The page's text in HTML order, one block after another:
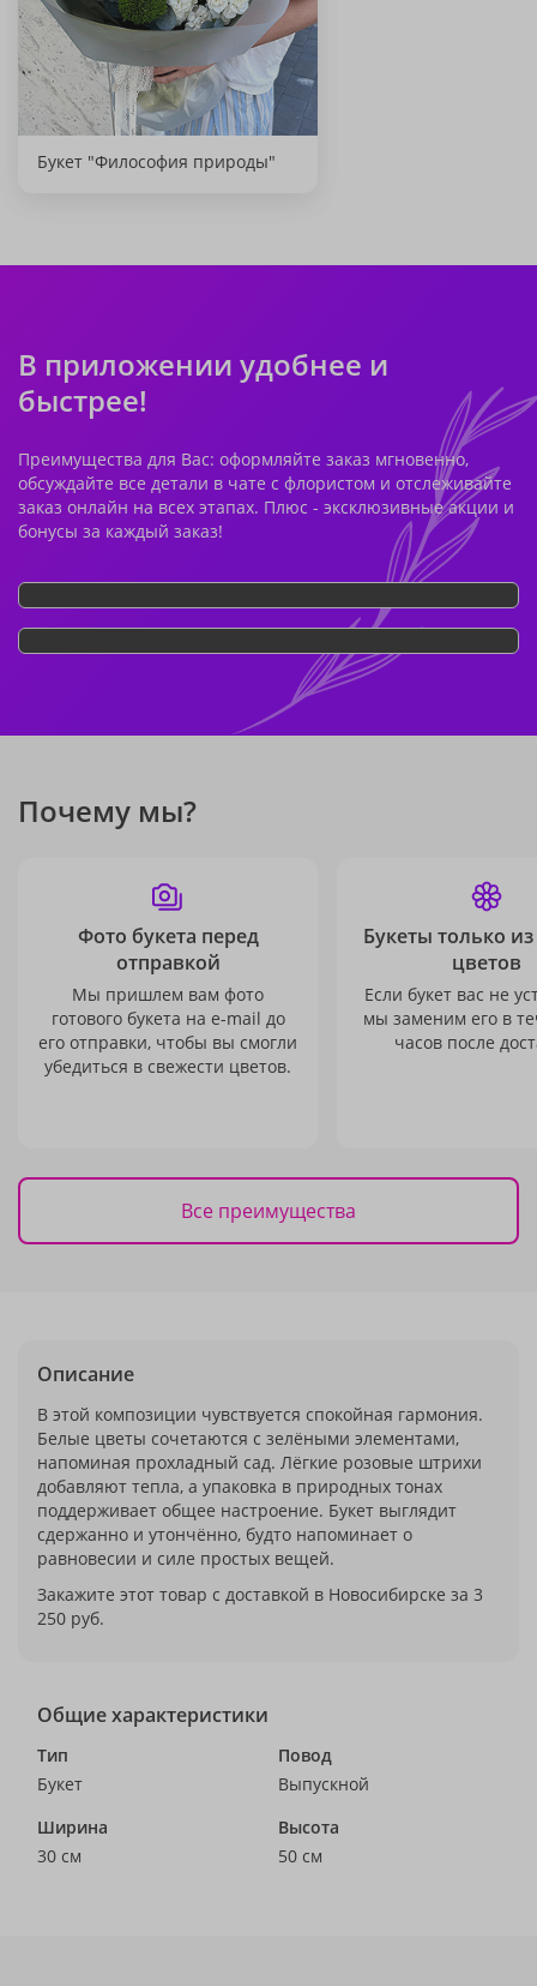
Букет "Философия природы"
В приложении удобнее и
быстрее!
Преимущества для Вас: оформляйте заказ мгновенно,
обсуждайте все детали в чате с флористом и отслеживайте
заказ онлайн на всех этапах. Плюс - эксклюзивные акции и
бонусы за каждый заказ!
Почему мы?
Фото букета перед
отправкой
Мы пришлем вам фото
готового букета на e-mail до
его отправки, чтобы вы смогли
убедиться в свежести цветов.
Букеты только
цветов
Если букет вас не
мы заменим его в
часов после
Все преимущества
Описание
В этой композиции чувствуется спокойная гармония.
Белые цветы сочетаются с зелёными элементами,
напоминая прохладный сад. Лёгкие розовые штрихи
добавляют тепла, а упаковка в природных тонах
поддерживает общее настроение. Букет выглядит
сдержанно и утончённо, будто напоминает о
равновесии и силе простых вещей.
Закажите этот товар с доставкой в Новосибирске за 3
250 руб.
Общие характеристики
Тип
Букет
Повод
Выпускной
Ширина
30 см
Высота
50 см